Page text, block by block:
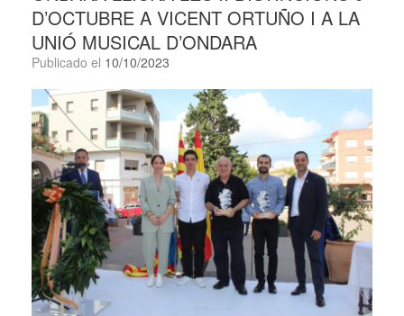
D’OCTUBRE A VICENT ORTUÑO I A LA
UNIÓ MUSICAL D’ONDARA
Publicado el 10/10/2023